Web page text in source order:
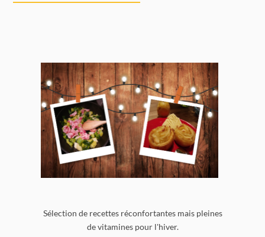
Sélection de recettes réconfortantes mais pleines
de vitamines pour l'hiver.